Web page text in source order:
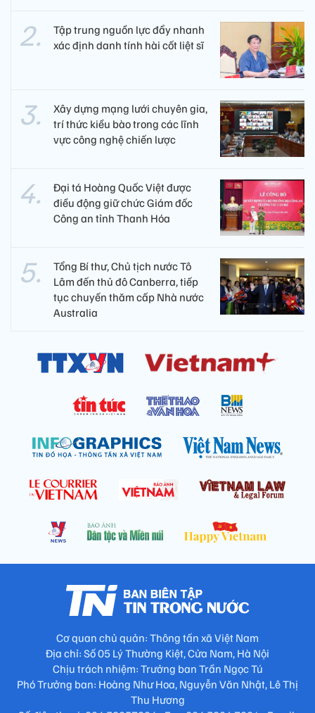
Tập trung nguồn lực đẩy nhanh
xác định danh tính hài cốt liệt sĩ
Xây dựng mạng lưới chuyên gia,
trí thức kiều bào trong các lĩnh
vực công nghệ chiến lược
Đại tá Hoàng Quốc Việt được
điều động giữ chức Giám đốc
Công an tỉnh Thanh Hóa
Tổng Bí thư, Chủ tịch nước Tô
Lâm đến thủ đô Canberra, tiếp
tục chuyến thăm cấp Nhà nước
Australia
Cơ quan chủ quản: Thông tấn xã Việt Nam
Địa chỉ: Số 05 Lý Thường Kiệt, Cửa Nam, Hà Nội
Chịu trách nhiệm: Trưởng ban Trần Ngọc Tú
Phó Trưởng ban: Hoàng Như Hoa, Nguyễn Văn Nhật, Lê Thị
Thu Hương